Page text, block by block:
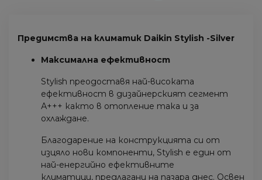
Предимства на климатик Daikin Stylish -Silver
Максимална ефективност
Stylish преодоставя най-високата
ефективност в дизайнерският сегмент
А+++ както в отопление така и за
охлаждане.
Благодарение на конструкцията си от
изцяло нови компоненти, Stylish е един от
най-енергийно ефективните
климатици, предлагани на пазара днес. Освен